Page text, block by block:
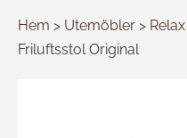
Hem > Utemöbler >
Friluftsstol Original